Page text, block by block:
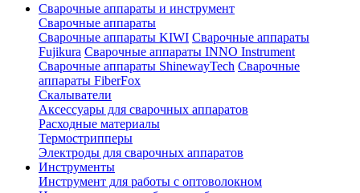
Сварочные аппараты и инструмент
Сварочные аппараты
Сварочные аппараты KIWI Сварочные аппараты
Fujikura Сварочные аппараты INNO Instrument
Сварочные аппараты ShinewayTech Cварочные
аппараты FiberFox
Скалыватели
Аксессуары для сварочных аппаратов
Расходные материалы
Термострипперы
Электроды для сварочных аппаратов
Инструменты
Инструмент для работы с оптоволокном